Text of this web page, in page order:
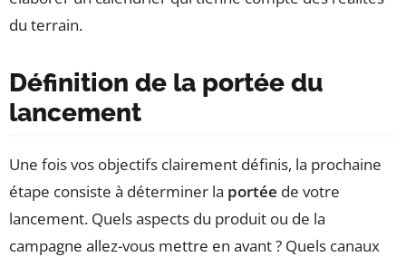
du terrain.
Définition de la portée du
lancement
Une fois vos objectifs clairement définis, la prochaine
étape consiste à déterminer la portée de votre
lancement. Quels aspects du produit ou de la
campagne allez-vous mettre en avant ? Quels canaux